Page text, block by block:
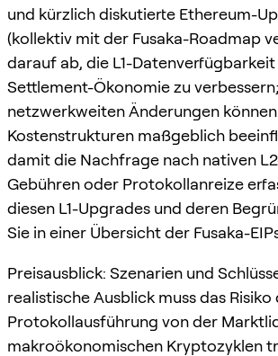
und kürzlich diskutierte Ethereum-
(kollektiv mit der Fusaka-Roadmap
darauf ab, die L1-
Settlement-Ökonomie zu
netzwerkweiten Änderungen können
Kostenstrukturen maßgeblich
damit die Nachfrage nach nativen
Gebühren oder Protokollanreize
diesen L1-Upgrades und deren
Sie in einer Übersicht der Fusaka-
Preisausblick: Szenarien und
realistische Ausblick muss das Risiko
Protokollausführung von der
makroökonomischen Kryptozyklen